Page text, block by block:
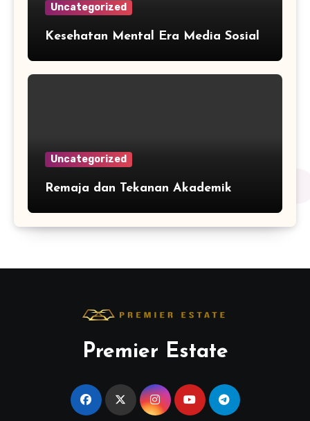
Uncategorized
Kesehatan Mental Era Media Sosial
Uncategorized
Remaja dan Tekanan Akademik
Premier Estate